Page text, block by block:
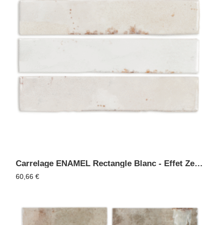
Carrelage ENAMEL Rectangle Blanc - Effet Zellige, Faïence Murale
60,66€